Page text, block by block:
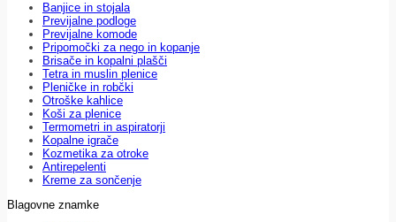
Banjice in stojala
Previjalne podloge
Previjalne komode
Pripomočki za nego in kopanje
Brisače in kopalni plašči
Tetra in muslin plenice
Pleničke in robčki
Otroške kahlice
Koši za plenice
Termometri in aspiratorji
Kopalne igrače
Kozmetika za otroke
Antirepelenti
Kreme za sončenje
Blagovne znamke